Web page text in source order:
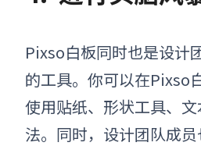
Pixso白板同时也是设计
的工具。你可以在Pixso
使用贴纸、形状工具、
法。同时，设计团队成